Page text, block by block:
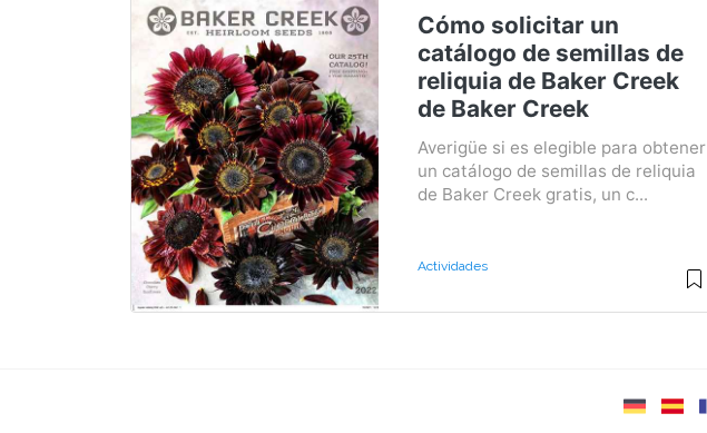
Cómo solicitar un
catálogo de semillas de
reliquia de Baker Creek
de Baker Creek
Averigüe si es elegible para obtener
un catálogo de semillas de reliquia
de Baker Creek gratis, un c...
Actividades